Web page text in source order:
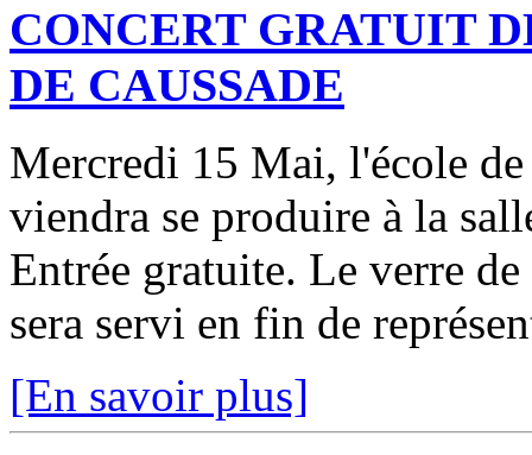
CONCERT GRATUIT
DE CAUSSADE
Mercredi 15 Mai, l'école
viendra se produire à la
Entrée gratuite. Le verre
sera servi en fin de
[En savoir plus]